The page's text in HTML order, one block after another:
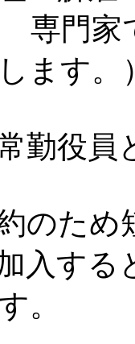
専門家
ます。
勤役員
のため
入する
。